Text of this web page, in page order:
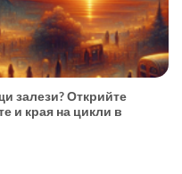
залези? Открийте
и края на цикли в